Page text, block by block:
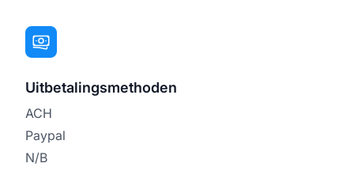
Uitbetalingsmethoden
ACH
Paypal
N/B